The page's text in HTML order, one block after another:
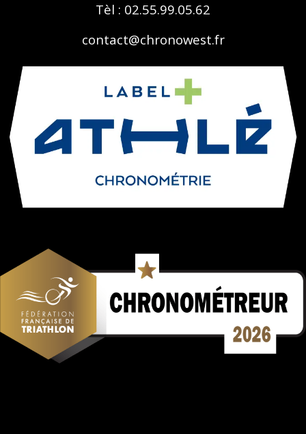
Tèl : 02.55.99.05.62
contact@chronowest.fr